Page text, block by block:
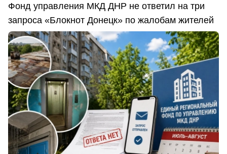
Фонд управления МКД ДНР не ответил на три
запроса «Блокнот Донецк» по жалобам жителей